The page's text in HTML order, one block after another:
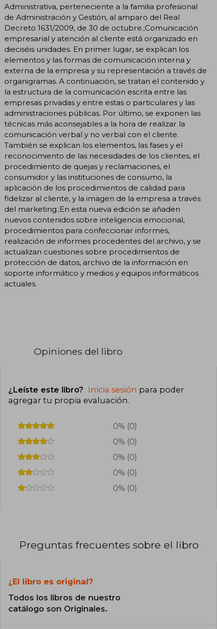
Administrativa, perteneciente a la familia profesional
de Administración y Gestión, al amparo del Real
Decreto 1631/2009, de 30 de octubre.;Comunicación
empresarial y atención al cliente está organizado en
dieciséis unidades. En primer lugar, se explican los
elementos y las formas de comunicación interna y
externa de la empresa y su representación a través de
organigramas. A continuación, se tratan el contenido y
la estructura de la comunicación escrita entre las
empresas privadas y entre estas o particulares y las
administraciones públicas. Por último, se exponen las
técnicas más aconsejables a la hora de realizar la
comunicación verbal y no verbal con el cliente.
También se explican los elementos, las fases y el
reconocimiento de las necesidades de los clientes, el
procedimiento de quejas y reclamaciones, el
consumidor y las instituciones de consumo, la
aplicación de los procedimientos de calidad para
fidelizar al cliente, y la imagen de la empresa a través
del marketing.;En esta nueva edición se añaden
nuevos contenidos sobre inteligencia emocional,
procedimientos para confeccionar informes,
realización de informes procedentes del archivo, y se
actualizan cuestiones sobre procedimientos de
protección de datos, archivo de la información en
soporte informático y medios y equipos informáticos
actuales.
Opiniones del libro
¿Leíste este libro? Inicia sesión para poder
agregar tu propia evaluación.
0% (0)
0% (0)
0% (0)
0% (0)
0% (0)
Preguntas frecuentes sobre el libro
¿El libro es original?
Todos los libros de nuestro
catálogo son Originales.